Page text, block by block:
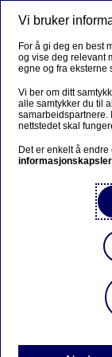
Starte
Ta
Hvordan
Forbered
Slik lager
Vi bruker
For å gi deg en best
og vise deg relevant
egne og fra eksterne
Vi ber om ditt
alle samtykker du til
samarbeidspartnere.
nettstedet skal
Det er enkelt å
informasjonskapsler